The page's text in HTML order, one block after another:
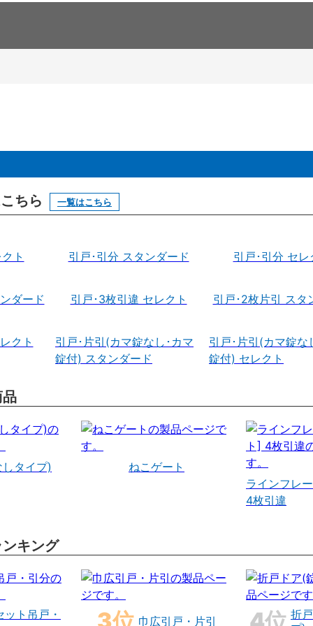
ちら 一覧はこちら
ト 引戸･引分 スタンダード 引戸･引分 セレ
ダード 引戸･3枚引違 セレクト 引戸･2枚片引 スタ
クト
引戸･片引(カマ錠なし･カマ
錠付) スタンダード
引戸･片引(カマ錠な
錠付) セレクト
タイプ)
ねこゲート
ラインフレ
4枚引違
キング
ト吊戸・ 巾広引戸・片引
折